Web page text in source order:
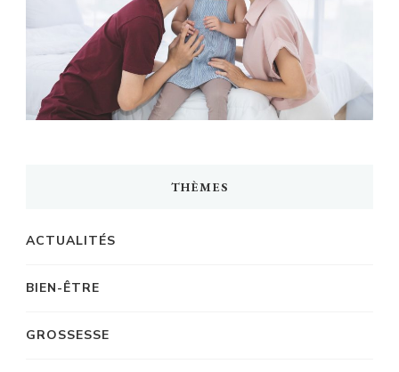
THÈMES
ACTUALITÉS
BIEN-ÊTRE
GROSSESSE